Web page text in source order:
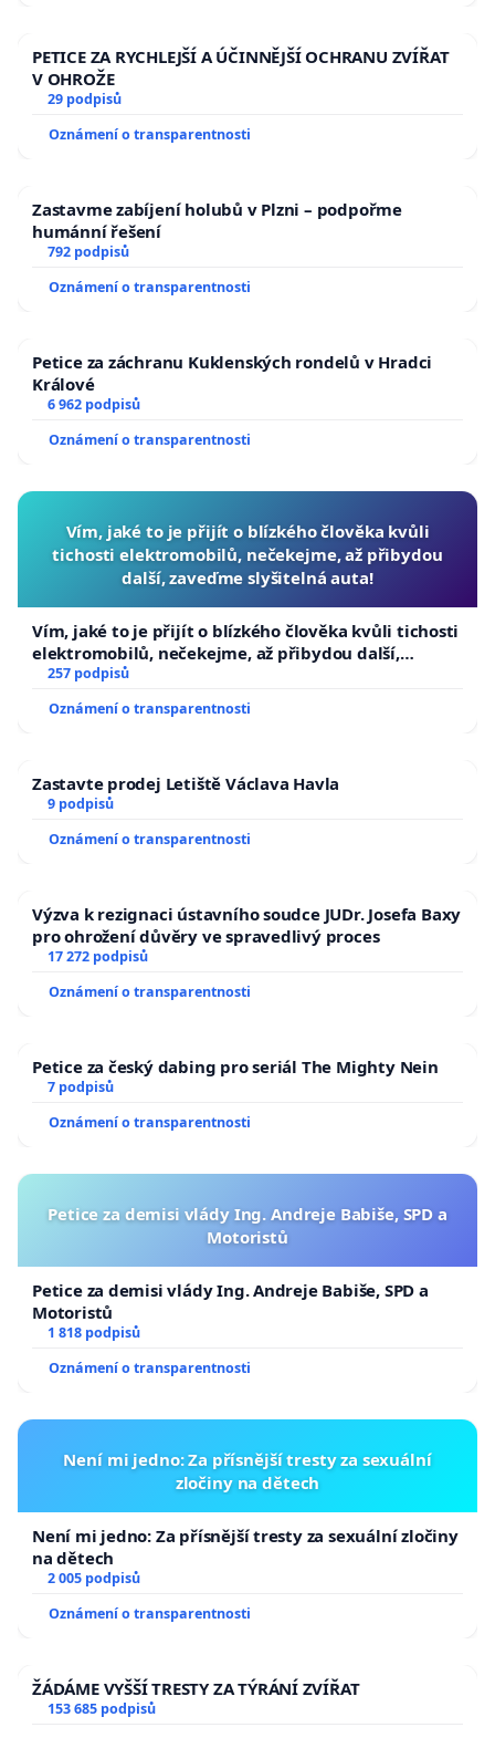
PETICE ZA RYCHLEJŠÍ A ÚČINNĚJŠÍ OCHRANU ZVÍŘAT
V OHROŽE
29 podpisů
Oznámení o transparentnosti
Zastavme zabíjení holubů v Plzni – podpořme
humánní řešení
792 podpisů
Oznámení o transparentnosti
Petice za záchranu Kuklenských rondelů v Hradci
Králové
6 962 podpisů
Oznámení o transparentnosti
Vím, jaké to je přijít o blízkého člověka kvůli
tichosti elektromobilů, nečekejme, až přibydou
další, zaveďme slyšitelná auta!
Vím, jaké to je přijít o blízkého člověka kvůli tichosti
elektromobilů, nečekejme, až přibydou další,
zaveďme slyšitelná auta!
257 podpisů
Oznámení o transparentnosti
Zastavte prodej Letiště Václava Havla
9 podpisů
Oznámení o transparentnosti
Výzva k rezignaci ústavního soudce JUDr. Josefa Baxy
pro ohrožení důvěry ve spravedlivý proces
17 272 podpisů
Oznámení o transparentnosti
Petice za český dabing pro seriál The Mighty Nein
7 podpisů
Oznámení o transparentnosti
Petice za demisi vlády Ing. Andreje Babiše, SPD a
Motoristů
Petice za demisi vlády Ing. Andreje Babiše, SPD a
Motoristů
1 818 podpisů
Oznámení o transparentnosti
Není mi jedno: Za přísnější tresty za sexuální
zločiny na dětech
Není mi jedno: Za přísnější tresty za sexuální zločiny
na dětech
2 005 podpisů
Oznámení o transparentnosti
ŽÁDÁME VYŠŠÍ TRESTY ZA TÝRÁNÍ ZVÍŘAT
153 685 podpisů